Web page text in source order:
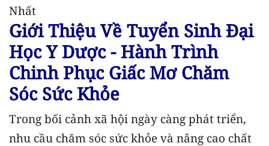
Nhất
Giới Thiệu Về Tuyển Sinh Đại
Học Y Dược - Hành Trình
Chinh Phục Giấc Mơ Chăm
Sóc Sức Khỏe
Trong bối cảnh xã hội ngày càng phát triển,
nhu cầu chăm sóc sức khỏe và nâng cao chất